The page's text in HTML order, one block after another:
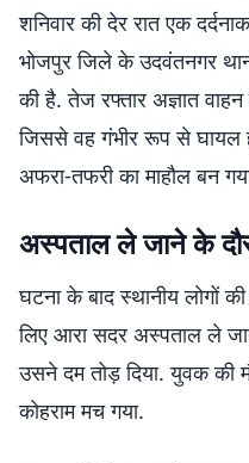
शनिवार की देर रात एक
भोजपुर जिले के उदवंतनगर
की है. तेज रफ्तार अज्ञात
जिससे वह गंभीर रूप से घायल
अफरा-तफरी का माहौल बन
अस्पताल ले जाने के
घटना के बाद स्थानीय लोगों
लिए आरा सदर अस्पताल ले
उसने दम तोड़ दिया. युवक की
कोहराम मच गया.